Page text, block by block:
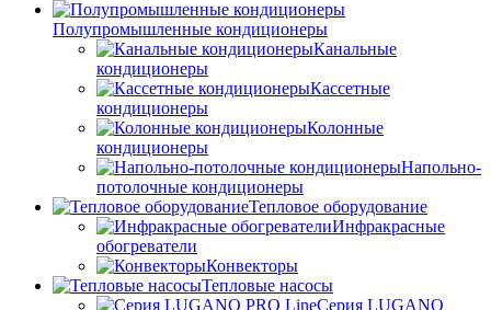
Полупромышленные кондиционеры
Канальные
кондиционеры
Кассетные
кондиционеры
Колонные
кондиционеры
Напольно-
потолочные кондиционеры
Тепловое оборудование
Инфракрасные
обогреватели
Конвекторы
Тепловые насосы
Серия LUGANO